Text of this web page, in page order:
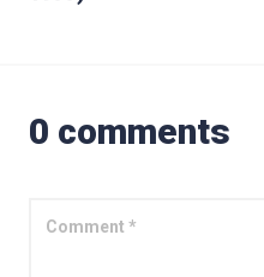
0 comments